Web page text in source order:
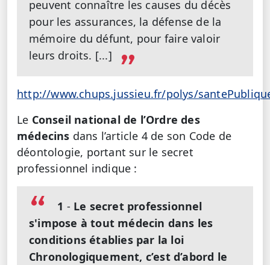
peuvent connaître les causes du décès
pour les assurances, la défense de la
mémoire du défunt, pour faire valoir
leurs droits. [...]
http://www.chups.jussieu.fr/polys/
Le Conseil national de l’Ordre des
médecins dans l’article 4 de son Code de
déontologie, portant sur le secret
professionnel indique :
1 - Le secret professionnel
s'impose à tout médecin dans les
conditions établies par la loi
Chronologiquement, c’est d’abord le